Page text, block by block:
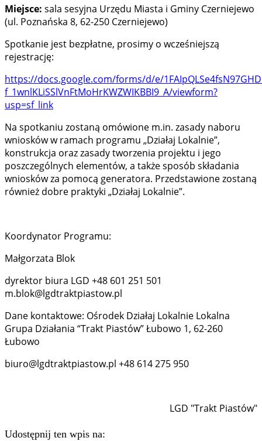
Miejsce: sala sesyjna Urzędu Miasta i Gminy Czerniejewo
(ul. Poznańska 8, 62-250 Czerniejewo)
Spotkanie jest bezpłatne, prosimy o wcześniejszą
rejestrację:
https://docs.google.com/forms/d/e/
f_1wnlKLiSSlVnFtMoHrKWZWIKBBI9_A/viewform?
usp=sf_link
Na spotkaniu zostaną omówione m.in. zasady naboru
wniosków w ramach programu „Działaj Lokalnie”,
konstrukcja oraz zasady tworzenia projektu i jego
poszczególnych elementów, a także sposób składania
wniosków za pomocą generatora. Przedstawione zostaną
również dobre praktyki „Działaj Lokalnie”.
Koordynator Programu:
Małgorzata Blok
dyrektor biura LGD +48 601 251 501
m.blok@lgdtraktpiastow.pl
Dane kontaktowe: Ośrodek Działaj Lokalnie Lokalna
Grupa Działania “Trakt Piastów” Łubowo 1, 62-260
Łubowo
biuro@lgdtraktpiastow.pl +48 614 275 950
LGD "Trakt Piastów"
Udostępnij ten wpis na: